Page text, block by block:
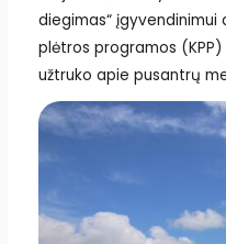
diegimas“
plėtros programos
užtruko apie pusantrų